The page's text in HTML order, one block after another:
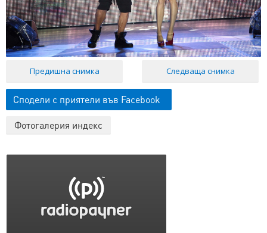
Предишна снимка Следваща снимка
Сподели с приятели във Facebook
Фотогалерия индекс